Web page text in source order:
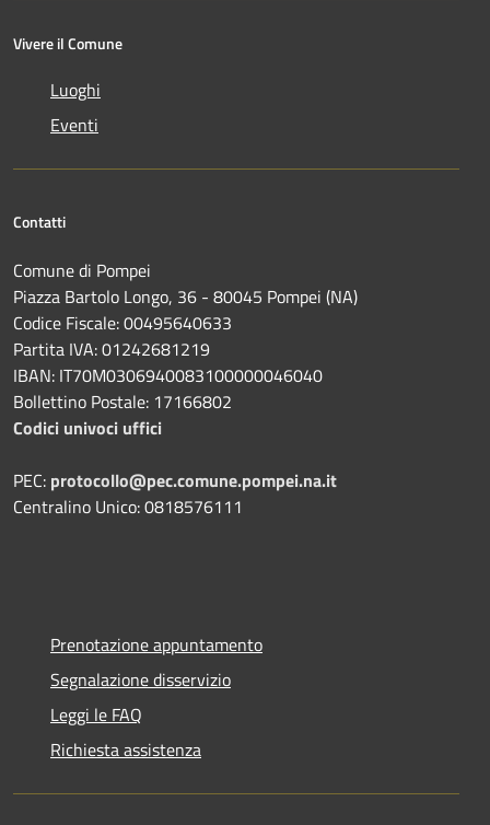
Vivere il Comune
Luoghi
Eventi
Contatti
Comune di Pompei
Piazza Bartolo Longo, 36 - 80045 Pompei (NA)
Codice Fiscale: 00495640633
Partita IVA: 01242681219
IBAN: IT70M0306940083100000046040
Bollettino Postale: 17166802
Codici univoci uffici
PEC: protocollo@pec.comune.pompei.na.it
Centralino Unico: 0818576111
Prenotazione appuntamento
Segnalazione disservizio
Leggi le FAQ
Richiesta assistenza